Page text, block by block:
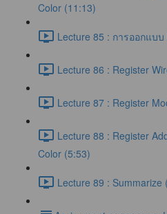
Color (11:13)
Lecture 85 : การออกแบ
Lecture 86 : Register
Lecture 87 : Register
Lecture 88 : Register
Color (5:53)
Lecture 89 : Summarize